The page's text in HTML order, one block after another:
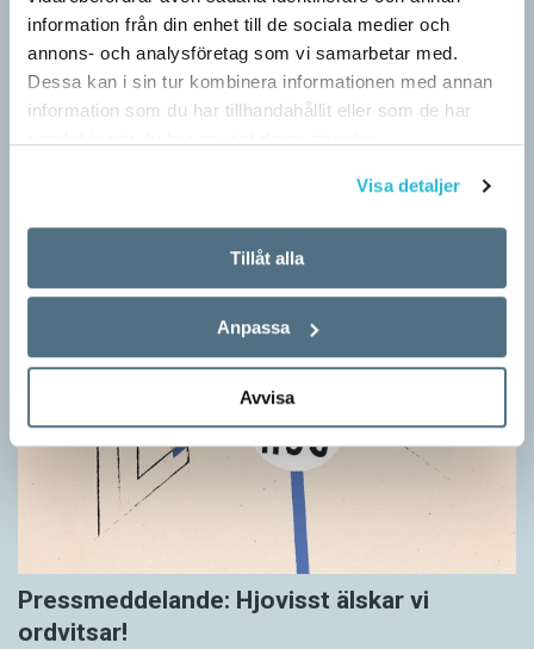
information från din enhet till de sociala medier och
annons- och analysföretag som vi samarbetar med.
Dessa kan i sin tur kombinera informationen med annan
information som du har tillhandahållit eller som de har
Visa detaljer
Tillåt alla
Anpassa
Avvisa
Pressmeddelande: Hjovisst älskar vi
ordvitsar!